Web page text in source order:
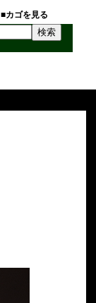
■カゴを見る